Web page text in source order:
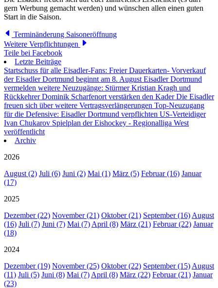
gern Werbung gemacht werden) und wünschen allen einen guten
Start in die Saison.
Terminänderung Saisoneröffnung
Weitere Verpflichtungen
Teile bei Facebook
Letzte Beiträge
Startschuss für alle Eisadler-Fans: Freier Dauerkarten- Vorverkauf
der Eisadler Dortmund beginnt am 8. August Eisadler Dortmund
vermelden weitere Neuzugänge: Stürmer Kristian Kragh und
Rückkehrer Dominik Scharfenort verstärken den KaderDie Eisadler
freuen sich über weitere Vertragsverlängerungen Top-Neuzugang
für die Defensive: Eisadler Dortmund verpflichten US-Verteidiger
Ivan Chukarov Spielplan der Eishockey - Regionalliga West
veröffentlicht
Archiv
2026
August (2) Juli (6) Juni (2) Mai (1) März (5) Februar (16) Januar
(17)
2025
Dezember (22) November (21) Oktober (21) September (16) August
(16) Juli (7) Juni (7) Mai (7) April (8) März (21) Februar (22) Januar
(18)
2024
Dezember (19) November (25) Oktober (22) September (15) August
(11) Juli (5) Juni (8) Mai (7) April (8) März (22) Februar (21) Januar
(23)